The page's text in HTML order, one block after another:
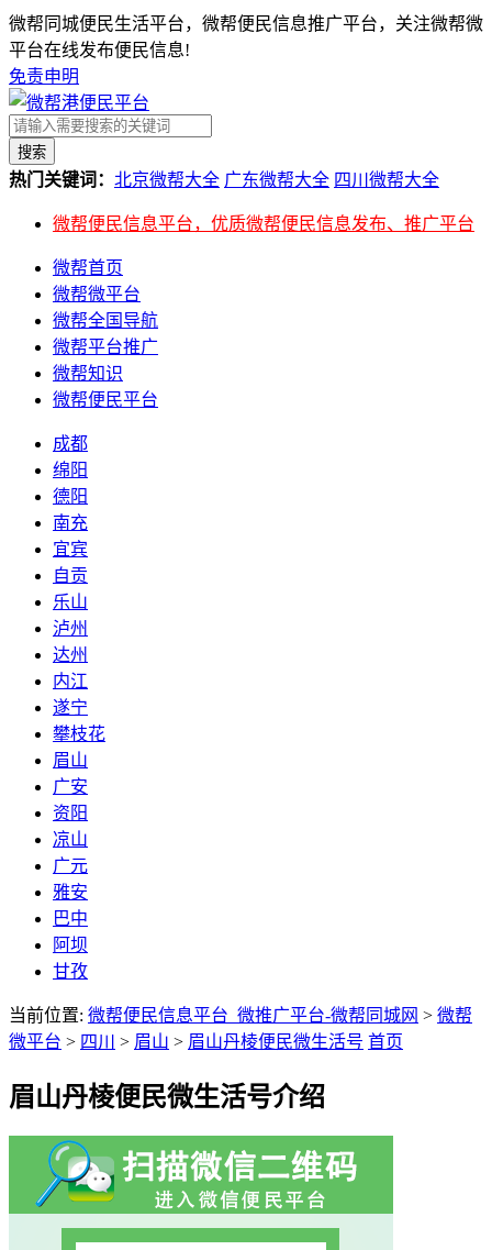
微帮同城便民生活平台，微帮便民信息推广平台，关注微帮微
平台在线发布便民信息!
免责申明
搜索
热门关键词： 北京微帮大全 广东微帮大全 四川微帮大全
微帮便民信息平台，优质微帮便民信息发布、推广平台
微帮首页
微帮微平台
微帮全国导航
微帮平台推广
微帮知识
微帮便民平台
成都
绵阳
德阳
南充
宜宾
自贡
乐山
泸州
达州
内江
遂宁
攀枝花
眉山
广安
资阳
凉山
广元
雅安
巴中
阿坝
甘孜
当前位置: 微帮便民信息平台_微推广平台-微帮同城网 > 微帮
微平台 > 四川 > 眉山 > 眉山丹棱便民微生活号 首页
眉山丹棱便民微生活号介绍